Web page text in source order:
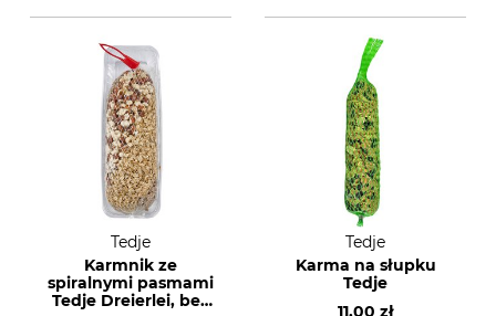
Tedje
Karmnik ze
spiralnymi pasmami
Tedje Dreierlei, bez
Tedje
Karma na słupku
Tedje
11,00 zł